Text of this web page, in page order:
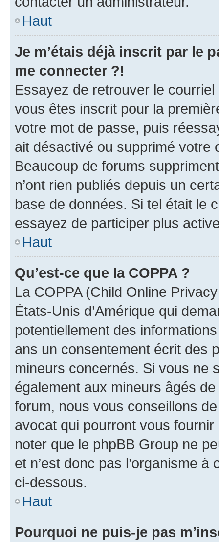
Haut
Je m’étais déjà inscrit par le
me connecter ?!
Essayez de retrouver le
vous êtes inscrit pour la
votre mot de passe, puis
ait désactivé ou supprimé votre
Beaucoup de forums
n’ont rien publiés depuis un
base de données. Si tel était le
essayez de participer plus
Haut
Qu’est-ce que la COPPA ?
La COPPA (Child Online
États-Unis d’Amérique qui
potentiellement des
ans un consentement écrit des
mineurs concernés. Si vous ne
également aux mineurs âgés
forum, nous vous conseillons
avocat qui pourront vous
noter que le phpBB Group ne
et n’est donc pas l’organisme
ci-dessous.
Haut
Pourquoi ne puis-je pas